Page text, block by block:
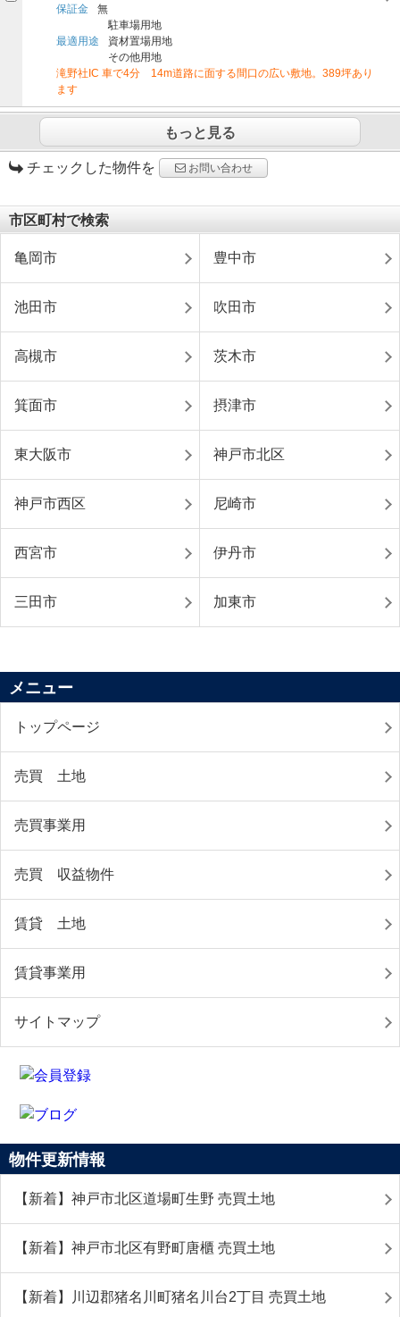
保証金 無
最適用途
駐車場用地
資材置場用地
その他用地
滝野社IC 車で4分 14m道路に面する間口の広い敷地。389坪あり
ます
もっと見る
チェックした物件を お問い合わせ
市区町村で検索
亀岡市 豊中市
池田市 吹田市
高槻市 茨木市
箕面市 摂津市
東大阪市 神戸市北区
神戸市西区 尼崎市
西宮市 伊丹市
三田市 加東市
メニュー
トップページ
売買 土地
売買事業用
売買 収益物件
賃貸 土地
賃貸事業用
サイトマップ
物件更新情報
【新着】神戸市北区道場町生野 売買土地
【新着】神戸市北区有野町唐櫃 売買土地
【新着】川辺郡猪名川町猪名川台2丁目 売買土地